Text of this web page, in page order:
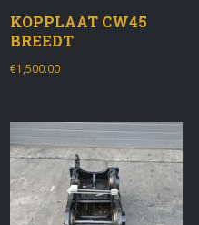
KOPPLAAT CW45
BREEDT
€1,500.00